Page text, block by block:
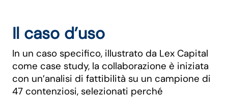
Il caso d’uso
In un caso specifico, illustrato da Lex Capital
come case study, la collaborazione è iniziata
con un’analisi di fattibilità su un campione di
47 contenziosi, selezionati perché